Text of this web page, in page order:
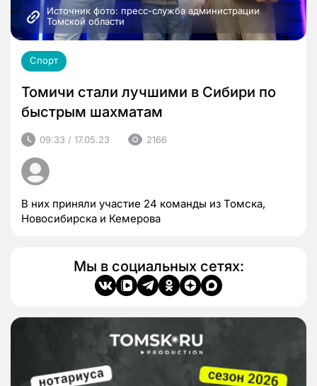
Источник фото: пресс-служба администрации
Томской области
Спорт
Томичи стали лучшими в Сибири по
быстрым шахматам
09:33 / 17.05.23 2166
В них приняли участие 24 команды из Томска,
Новосибирска и Кемерова
Мы в социальных сетях: